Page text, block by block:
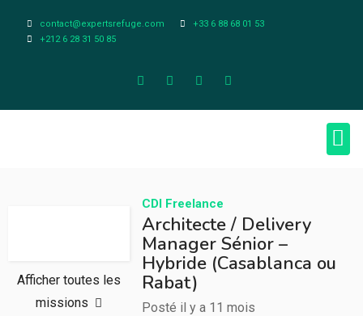
contact@expertsrefuge.com
+33 6 88 68 01 53
+212 6 28 31 50 85
Afficher toutes les
missions
CDI Freelance
Architecte / Delivery
Manager Sénior –
Hybride (Casablanca ou
Rabat)
Posté il y a 11 mois